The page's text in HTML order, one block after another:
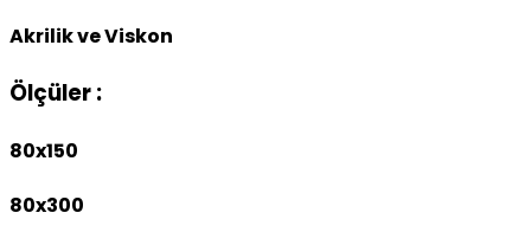
Akrilik ve Viskon
Ölçüler :
80x150
80x300